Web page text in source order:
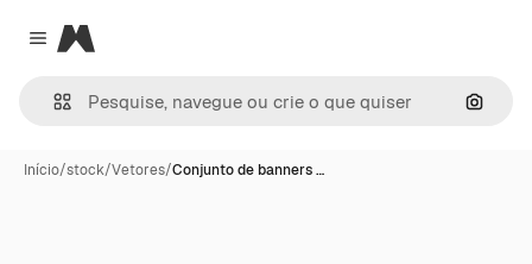
Close menu
Magnific
Início/stock/Vetores/Conjunto de banners …